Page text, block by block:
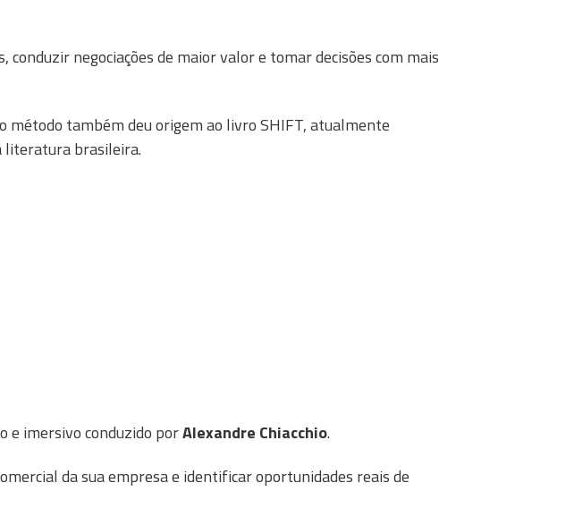
negociações de maior valor e tomar decisões com mais
método também deu origem ao livro SHIFT, atualmente
literatura brasileira.
e imersivo conduzido porAlexandre Chiacchio.
da sua empresa e identificar oportunidades reais de